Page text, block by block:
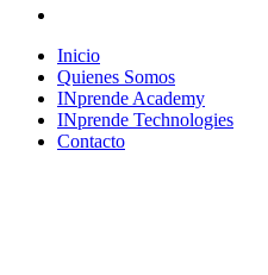
Close
Menu
Inicio
Quienes Somos
INprende Academy
INprende Technologies
Contacto